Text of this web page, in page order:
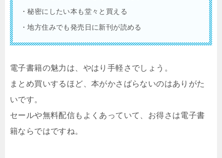
・秘密にしたい本も堂々と買える
・地方住みでも発売日に新刊が読める
電子書籍の魅力は、やはり手軽さでしょう。
まとめ買いするほど、本がかさばらないのはありがた
いです。
セールや無料配信もよくあっていて、お得さは電子書
籍ならではですね。